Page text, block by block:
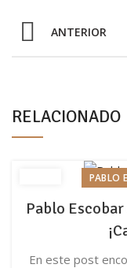
ANTERIOR
RELACIONADO
PABLO
Pablo
En este post